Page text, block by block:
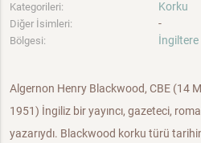
Kategorileri: Korku
Diğer İsimleri: -
Bölgesi: İngiltere
Algernon Henry Blackwood, CBE (14
1951) İngiliz bir yayıncı, gazeteci,
yazarıydı. Blackwood korku türü